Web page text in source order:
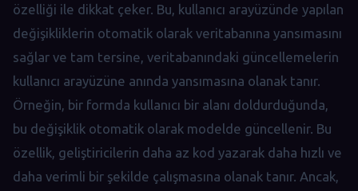
özelliği ile dikkat çeker. Bu, kullanıcı arayüzünde yapılan
değişikliklerin otomatik olarak veritabanına yansımasını
sağlar ve tam tersine, veritabanındaki güncellemelerin
kullanıcı arayüzüne anında yansımasına olanak tanır.
Örneğin, bir formda kullanıcı bir alanı doldurduğunda,
bu değişiklik otomatik olarak modelde güncellenir. Bu
özellik, geliştiricilerin daha az kod yazarak daha hızlı ve
daha verimli bir şekilde çalışmasına olanak tanır. Ancak,